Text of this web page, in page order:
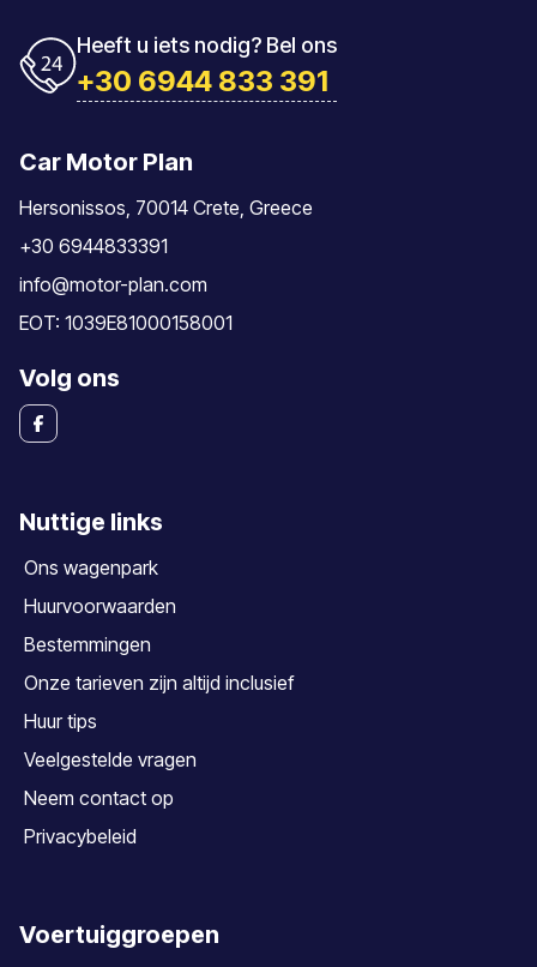
Heeft u iets nodig? Bel ons
+30 6944 833 391
Car Motor Plan
Hersonissos, 70014 Crete, Greece
+30 6944833391
info@motor-plan.com
EOT: 1039E81000158001
Volg ons
Nuttige links
Ons wagenpark
Huurvoorwaarden
Bestemmingen
Onze tarieven zijn altijd inclusief
Huur tips
Veelgestelde vragen
Neem contact op
Privacybeleid
Voertuiggroepen